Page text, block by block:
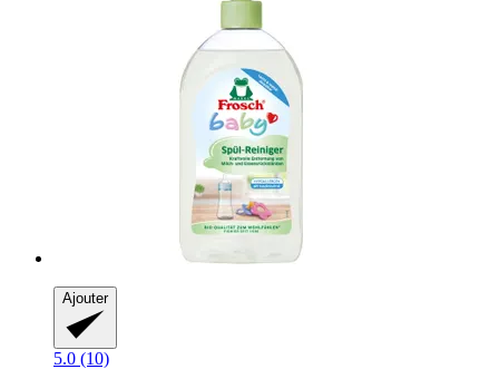
Ajouter
5.0 (10)